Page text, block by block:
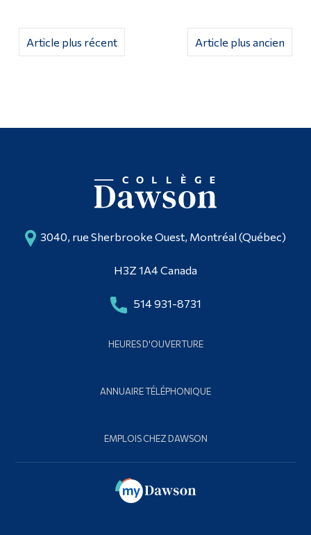
Article plus ancien
Article plus récent
3040, rue Sherbrooke Ouest, Montréal (Québec)
H3Z 1A4 Canada
514 931-8731
HEURES D'OUVERTURE
ANNUAIRE TÉLÉPHONIQUE
EMPLOIS CHEZ DAWSON